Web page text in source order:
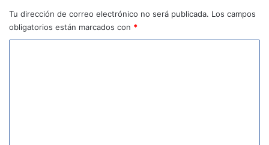
Tu dirección de correo electrónico no será publicada. Los campos
obligatorios están marcados con *